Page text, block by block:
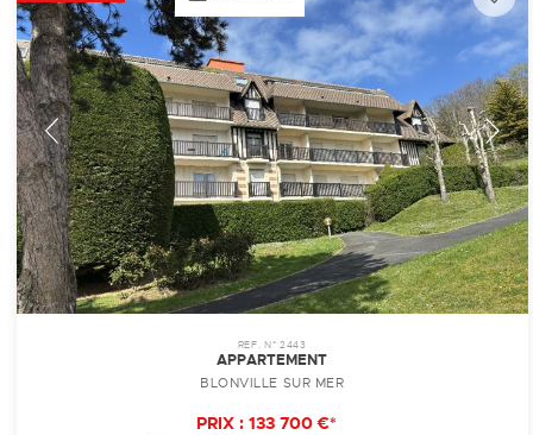
REF. N° 2443
APPARTEMENT
BLONVILLE SUR MER
PRIX : 133 700 €*